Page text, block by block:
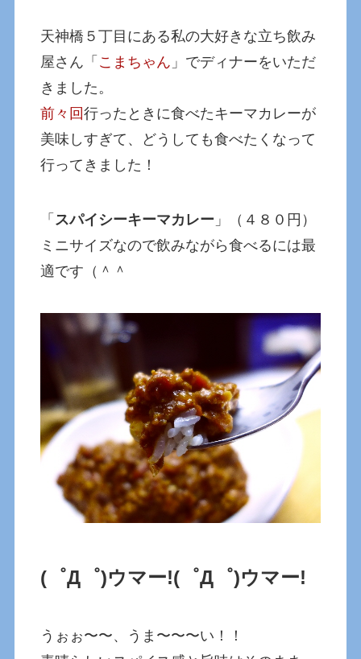
天神橋５丁目にある私の大好きな立ち飲み
屋さん「 こまちゃん 」でディナーをいただ
きました。
前々回行ったときに食べたキーマカレーが
美味しすぎて、どうしても食べたくなって
行ってきました！
「 スパイシーキーマカレー 」（４８０円）
ミニサイズなので飲みながら食べるには最
適です（＾＾
(゜Д゜)ウマー!(゜Д゜)ウマー!
うぉぉ〜〜、うま〜〜〜い！！